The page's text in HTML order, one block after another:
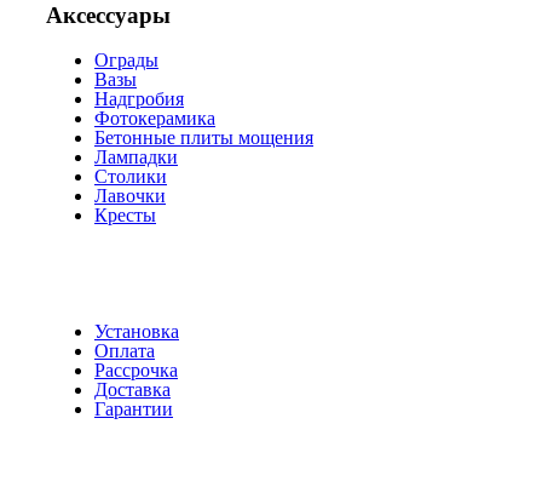
Аксессуары
Ограды
Вазы
Надгробия
Фотокерамика
Бетонные плиты мощения
Лампадки
Столики
Лавочки
Кресты
Установка
Оплата
Рассрочка
Доставка
Гарантии